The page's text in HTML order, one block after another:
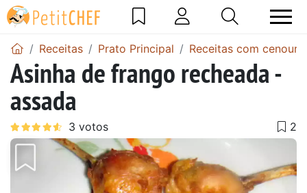
Receitas Prato Principal Receitas com cenoura
Asinha de frango recheada -
assada